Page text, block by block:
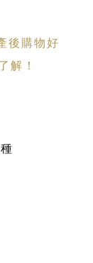
後購物好
解！